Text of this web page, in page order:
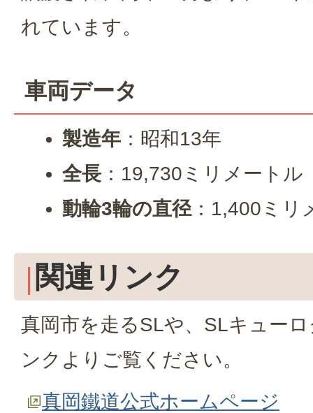
れています。
車両データ
製造年 ：昭和13年
全長 ：19,730ミリメートル
動輪3輪の直径：1,400ミリ
関連リンク
真岡市を走るSLや、SLキュー
ンクよりご覧ください。
真岡鐵道公式ホームページ